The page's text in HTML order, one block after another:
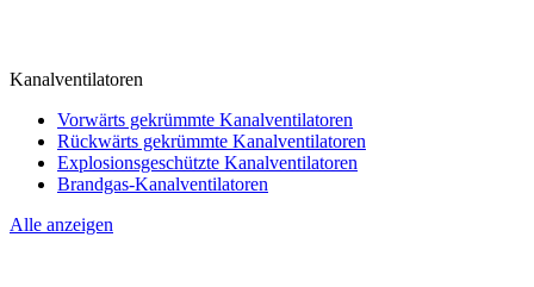
Kanalventilatoren
Vorwärts gekrümmte Kanalventilatoren
Rückwärts gekrümmte Kanalventilatoren
Explosionsgeschützte Kanalventilatoren
Brandgas-Kanalventilatoren
Alle anzeigen